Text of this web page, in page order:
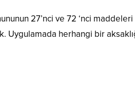
27’nci ve 72 ‘nci
Uygulamada herhangi bir